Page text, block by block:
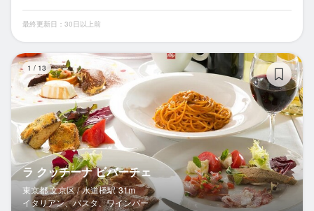
最終更新日：30日以上前
1 / 13
ラ クッチーナ ビバーチェ
東京都 文京区 / 水道橋駅 31m
イタリアン、パスタ、ワインバー